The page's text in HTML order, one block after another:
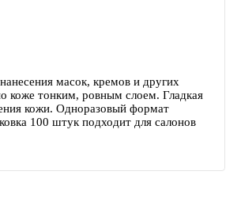
масок, кремов и других
коже тонким, ровным слоем. Гладкая
кожи. Одноразовый формат
100 штук подходит для салонов